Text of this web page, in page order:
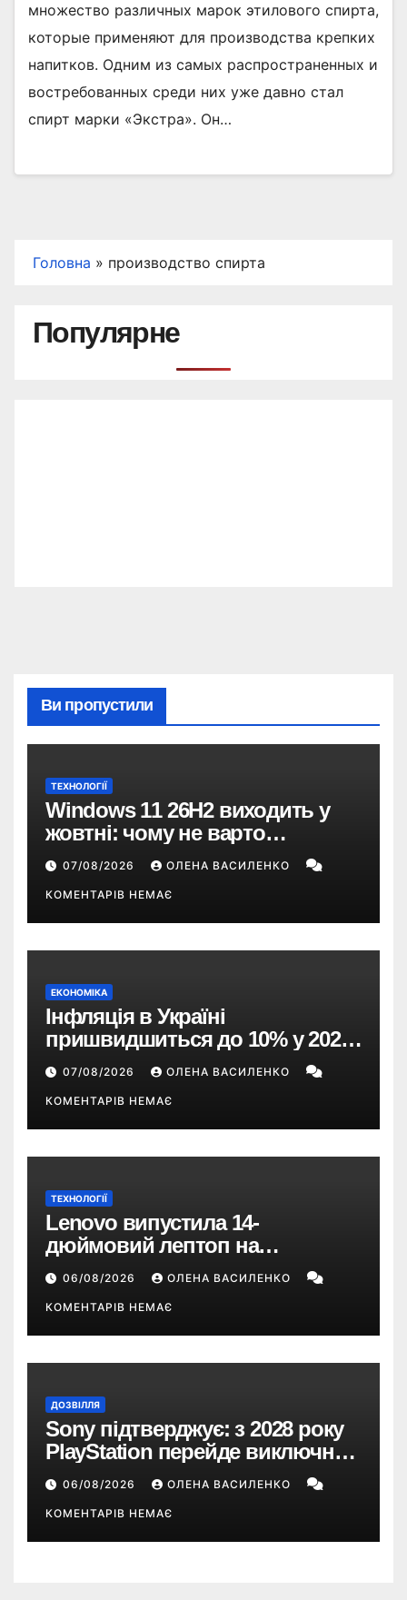
множество различных марок этилового спирта,
которые применяют для производства крепких
напитков. Одним из самых распространенных и
востребованных среди них уже давно стал
спирт марки «Экстра». Он…
Головна » производство спирта
Популярне
Ви пропустили
ТЕХНОЛОГІЇ
Windows 11 26H2 виходить у
жовтні: чому не варто
пропускати це оновлення
07/08/2026 ОЛЕНА ВАСИЛЕНКО
КОМЕНТАРІВ НЕМАЄ
ЕКОНОМІКА
Інфляція в Україні
пришвидшиться до 10% у 2026
році — прогноз НБУ
07/08/2026 ОЛЕНА ВАСИЛЕНКО
КОМЕНТАРІВ НЕМАЄ
ТЕХНОЛОГІЇ
Lenovo випустила 14-
дюймовий лептоп на
Snapdragon X2 з автономністю
понад 33 години
06/08/2026 ОЛЕНА ВАСИЛЕНКО
КОМЕНТАРІВ НЕМАЄ
ДОЗВІЛЛЯ
Sony підтверджує: з 2028 року
PlayStation перейде виключно
на цифрові ігри
06/08/2026 ОЛЕНА ВАСИЛЕНКО
КОМЕНТАРІВ НЕМАЄ